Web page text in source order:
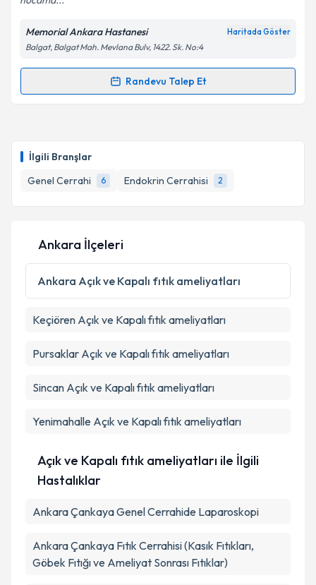
İlgili Branşlar
Genel Cerrahi
6 Endokrin Cerrahisi 2
Kişisel verilerimin işlenmesine ilişkin
Aydınlatma
Metni'ni okudum ve kişisel verilerimin belirtilen
kapsamda işlenmesini kabul ediyorum.
Memorial Ankara Hastanesi Haritada Göster
Balgat, Balgat Mah. Mevlana Bulv, 1422. Sk. No:4
Randevu Talep Et
Randevu Takvimi Talebi
takvim hazırlandığında e-posta ile bilgilendireceğiz.
E-posta Adresiniz
Kişisel verilerimin işlenmesine ilişkinAydınlatma
Metni
'ni okudum ve kişisel verilerimin belirtilen
kapsamda işlenmesini kabul ediyorum.
Ankara İlçeleri
Ankara Açık ve Kapalı fıtık ameliyatları
Keçiören Açık ve Kapalı fıtık ameliyatları
Pursaklar Açık ve Kapalı fıtık ameliyatları
Sincan Açık ve Kapalı fıtık ameliyatları
Yenimahalle Açık ve Kapalı fıtık ameliyatları
Açık ve Kapalı fıtık ameliyatları ile İlgili
Hastalıklar
Ankara Çankaya Genel Cerrahide Laparoskopi
Ankara Çankaya Fıtık Cerrahisi (Kasık Fıtıkları,
Göbek Fıtığı ve Ameliyat Sonrası Fıtıklar)